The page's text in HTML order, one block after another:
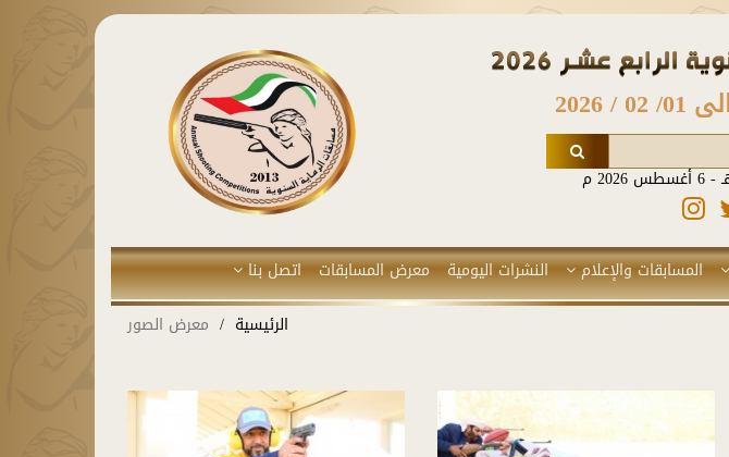
المسابقات والإعلام النشرات اليومية معرض المسابقات اتصل بنا
الرئيسية معرض الصور